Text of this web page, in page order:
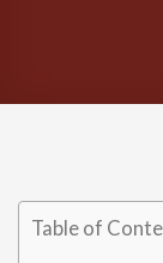
Table of